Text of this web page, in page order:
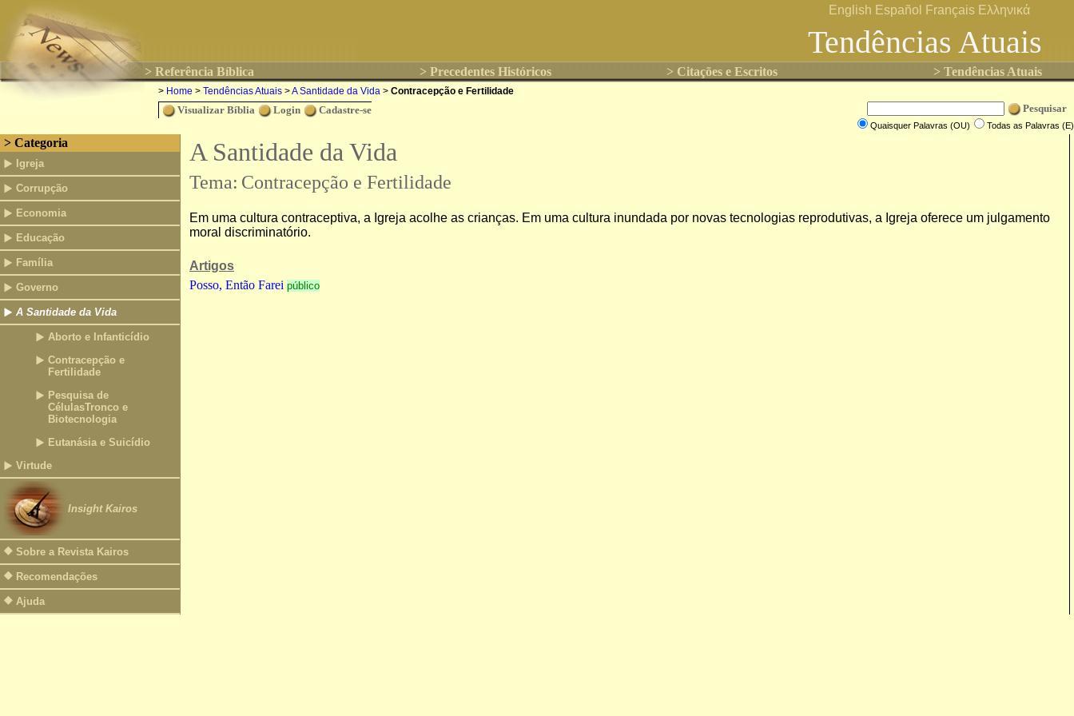
English Español Français Ελληνικά
Tendências Atuais
> Referência Bíblica > Precedentes Históricos > Citações e Escritos > Tendências Atuais
> Home > Tendências Atuais >A Santidade da Vida > Contracepção e Fertilidade
Visualizar Bíblia Login Cadastre-se Pesquisar
Quaisquer Palavras (OU) Todas as Palavras (E)
> Categoria
Igreja
Corrupção
Economia
Educação
Família
Governo
A Santidade da Vida
Aborto e Infanticídio
Contracepção e
Fertilidade
Pesquisa de
CélulasTronco e
Biotecnologia
Eutanásia e Suicídio
Virtude
Insight Kairos
Sobre a Revista Kairos
Recomendações
Ajuda
A Santidade da Vida
Tema: Contracepção e Fertilidade
Em uma cultura contraceptiva, a Igreja acolhe as crianças. Em uma cultura inundada por novas tecnologias reprodutivas, a Igreja oferece um julgamento
moral discriminatório.
Artigos
Posso, Então Farei público